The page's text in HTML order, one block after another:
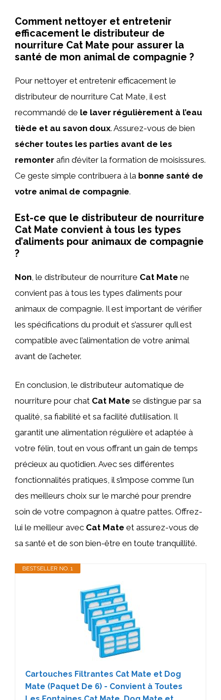
Comment nettoyer et entretenir
efficacement le distributeur de
nourriture Cat Mate pour assurer la
santé de mon animal de compagnie ?
Pour nettoyer et entretenir efficacement le
distributeur de nourriture Cat Mate, il est
recommandé de le laver régulièrement à l’eau
tiède et au savon doux. Assurez-vous de bien
sécher toutes les parties avant de les
remonter afin d’éviter la formation de moisissures.
Ce geste simple contribuera à la bonne santé de
votre animal de compagnie.
Est-ce que le distributeur de nourriture
Cat Mate convient à tous les types
d’aliments pour animaux de compagnie
?
Non, le distributeur de nourriture Cat Mate ne
convient pas à tous les types d’aliments pour
animaux de compagnie. Il est important de vérifier
les spécifications du produit et s’assurer qu’il est
compatible avec l’alimentation de votre animal
avant de l’acheter.
En conclusion, le distributeur automatique de
nourriture pour chat Cat Mate se distingue par sa
qualité, sa fiabilité et sa facilité d’utilisation. Il
garantit une alimentation régulière et adaptée à
votre félin, tout en vous offrant un gain de temps
précieux au quotidien. Avec ses différentes
fonctionnalités pratiques, il s’impose comme l’un
des meilleurs choix sur le marché pour prendre
soin de votre compagnon à quatre pattes. Offrez-
lui le meilleur avec Cat Mate et assurez-vous de
sa santé et de son bien-être en toute tranquillité.
BESTSELLER NO. 1
Cartouches Filtrantes Cat Mate et Dog
Mate (Paquet De 6) - Convient à Toutes